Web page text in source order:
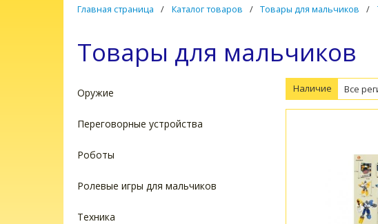
Главная страница / Каталог товаров / Товары для мальчиков /
Товары для мальчиков
Оружие
Переговорные устройства
Роботы
Ролевые игры для мальчиков
Техника
Наличие Все